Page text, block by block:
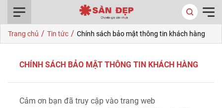
Trang chủ / Tin tức / Chính sách bảo mật thông tin khách hàng
CHÍNH SÁCH BẢO MẬT THÔNG TIN KHÁCH HÀNG
Cảm ơn bạn đã truy cập vào trang web